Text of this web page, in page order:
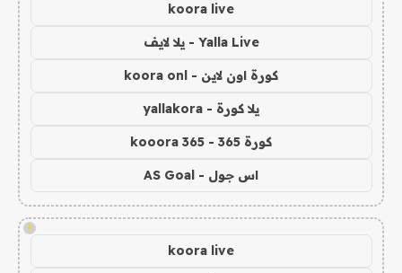
koora live
Yalla Live - يلا لايف
كورة اون لاين - koora onl
يلا كورة - yallakora
كورة 365 - kooora 365
اس جول - AS Goal
!
koora live